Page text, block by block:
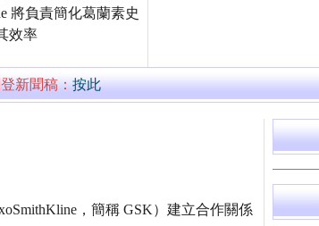
將負責簡化葛蘭素史
效率
新聞稿：按此
，簡稱 GSK）建立合作關係